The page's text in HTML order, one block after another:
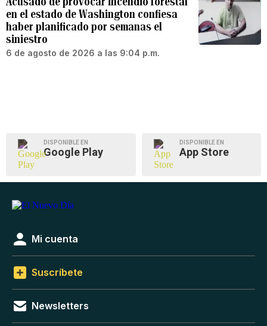
en el estado de Washington confiesa
haber planificado por semanas el
siniestro
6 de agosto de 2026 a las 9:04 p.m.
DISPONIBLE EN
Google Play
DISPONIBLE EN
App Store
Mi cuenta
Suscríbete
Newsletters